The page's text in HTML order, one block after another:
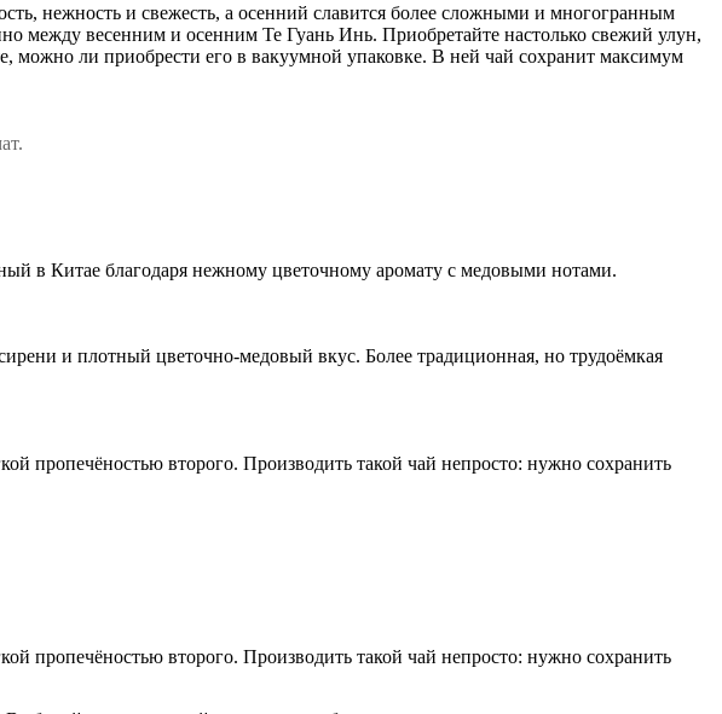
нежность и свежесть, а осенний славится более сложными и многогранным
между весенним и осенним Те Гуань Инь. Приобретайте настолько свежий улун,
можно ли приобрести его в вакуумной упаковке. В ней чай сохранит максимум
в Китае благодаря нежному цветочному аромату с медовыми нотами.
и плотный цветочно-медовый вкус. Более традиционная, но трудоёмкая
пропечёностью второго. Производить такой чай непросто: нужно сохранить
пропечёностью второго. Производить такой чай непросто: нужно сохранить